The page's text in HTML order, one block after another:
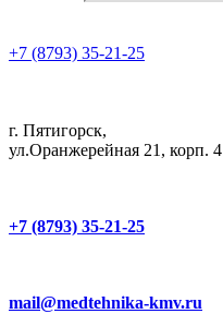
+7 (8793) 35-21-25
г. Пятигорск,
ул.Оранжерейная 21, корп. 4
+7 (8793) 35-21-25
mail@medtehnika-kmv.ru